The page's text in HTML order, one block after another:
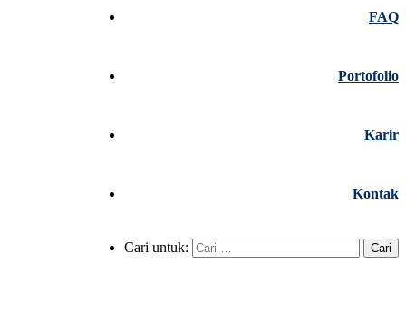
FAQ
Portofolio
Karir
Kontak
Cari untuk: